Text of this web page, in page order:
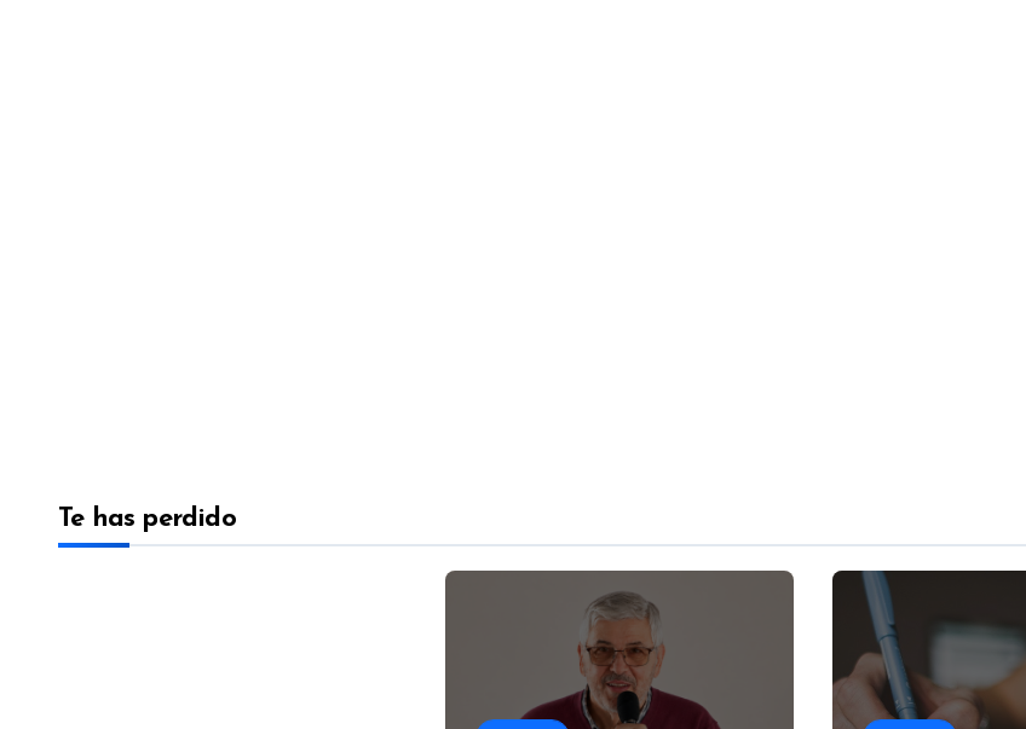
Te has perdido